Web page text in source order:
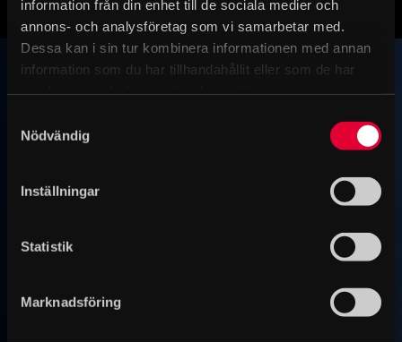
information från din enhet till de sociala medier och
annons- och analysföretag som vi samarbetar med.
Dessa kan i sin tur kombinera informationen med annan
information som du har tillhandahållit eller som de har
Nödvändig
Inställningar
Statistik
Marknadsföring